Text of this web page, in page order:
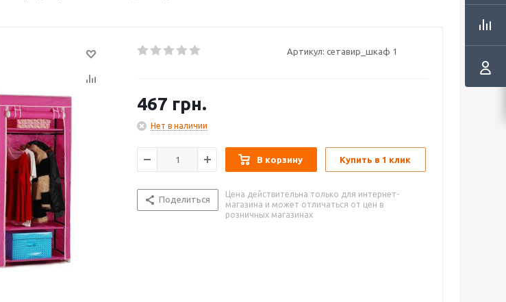
Артикул: сетавир_шкаф 1
467 грн.
Нет в наличии
В корзину Купить в 1 клик
Поделиться
Цена действительна только для интернет-
магазина и может отличаться от цен в
розничных магазинах